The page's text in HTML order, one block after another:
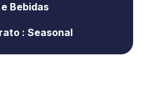
Bebidas
: Seasonal